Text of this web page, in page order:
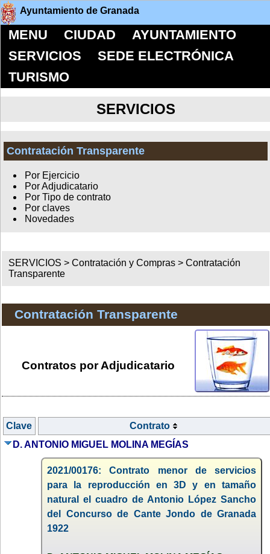
Ayuntamiento de Granada
MENU CIUDAD
AYUNTAMIENTO
SERVICIOS
SEDE ELECTRÓNICA
TURISMO
SERVICIOS
Contratación Transparente
Por Ejercicio
Por Adjudicatario
Por Tipo de contrato
Por claves
Novedades
SERVICIOS >Contratación y Compras >Contratación
Transparente
Contratación Transparente
Contratos por Adjudicatario
Clave
Contrato
D. ANTONIO MIGUEL MOLINA MEGÍAS
2021/00176: Contrato menor de servicios
para la reproducción en 3D y en tamaño
natural el cuadro de Antonio López Sancho
del Concurso de Cante Jondo de Granada
1922